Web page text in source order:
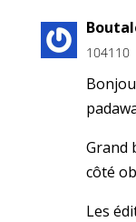
104110
Grand
côté
Les